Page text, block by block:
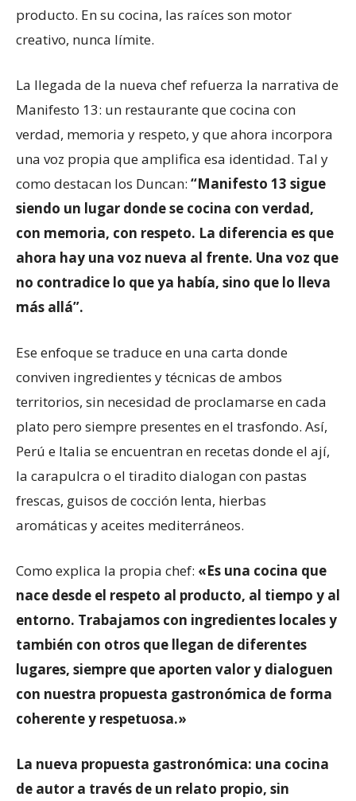
producto. En su cocina, las raíces son motor
creativo, nunca límite.
La llegada de la nueva chef refuerza la narrativa de
Manifesto 13: un restaurante que cocina con
verdad, memoria y respeto, y que ahora incorpora
una voz propia que amplifica esa identidad. Tal y
como destacan los Duncan: “Manifesto 13 sigue
siendo un lugar donde se cocina con verdad,
con memoria, con respeto. La diferencia es que
ahora hay una voz nueva al frente. Una voz que
no contradice lo que ya había, sino que lo lleva
más allá”.
Ese enfoque se traduce en una carta donde
conviven ingredientes y técnicas de ambos
territorios, sin necesidad de proclamarse en cada
plato pero siempre presentes en el trasfondo. Así,
Perú e Italia se encuentran en recetas donde el ají,
la carapulcra o el tiradito dialogan con pastas
frescas, guisos de cocción lenta, hierbas
aromáticas y aceites mediterráneos.
Como explica la propia chef: «Es una cocina que
nace desde el respeto al producto, al tiempo y al
entorno. Trabajamos con ingredientes locales y
también con otros que llegan de diferentes
lugares, siempre que aporten valor y dialoguen
con nuestra propuesta gastronómica de forma
coherente y respetuosa.»
La nueva propuesta gastronómica: una cocina
de autor a través de un relato propio, sin